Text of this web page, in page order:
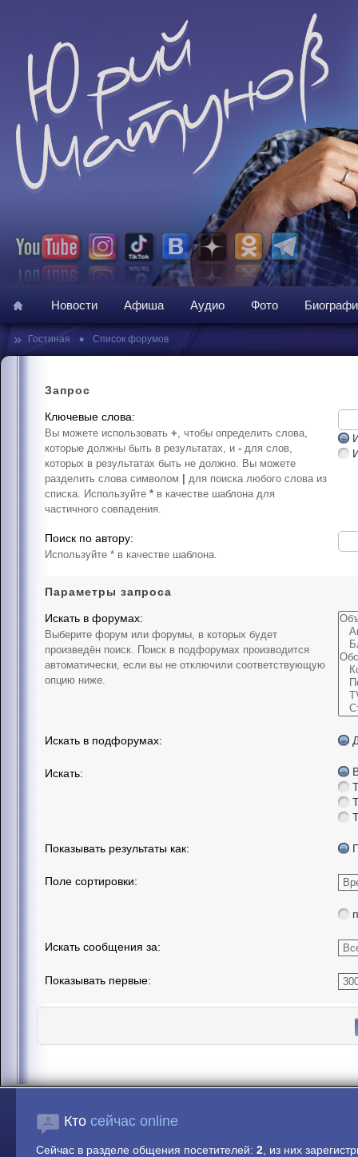
Новости Афиша Аудио Фото
» Гостиная • Список форумов
Запрос
Ключевые слова:
Вы можете использовать +, чтобы определить слова,
которые должны быть в результатах, и - для слов,
которых в результатах быть не должно. Вы можете
разделить слова символом
для поиска любого слова из
списка. Используйте * в качестве шаблона для
частичного совпадения.
Поиск по автору:
Используйте * в качестве шаблона.
Параметры запроса
Искать в форумах:
Выберите форум или форумы, в которых будет
произведён поиск. Поиск в подфорумах производится
автоматически, если вы не отключили соответствующую
опцию ниже.
Искать в подфорумах:
Искать:
Показывать результаты как:
Поле сортировки:
Искать сообщения за:
Показывать первые:
Кто сейчас online
Сейчас в разделе общения посетителей: 2, из них